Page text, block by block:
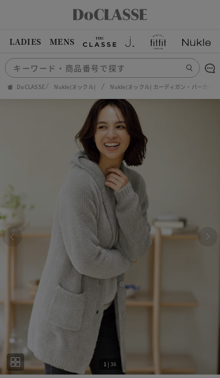
LADIES MENS
DoCLASSE Nukle(ヌックル) Nukle(ヌックル) カーディガン・パーカー
1 | 36